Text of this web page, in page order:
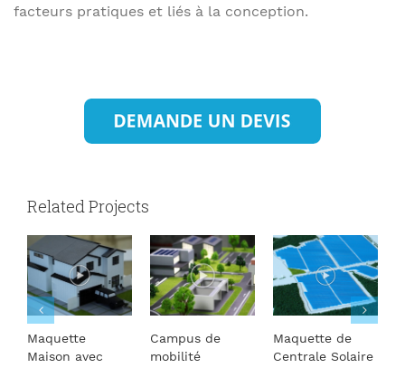
facteurs pratiques et liés à la conception.
Related Projects
Maquette
Maison avec
Campus de
mobilité
Maquette de
Centrale Solaire